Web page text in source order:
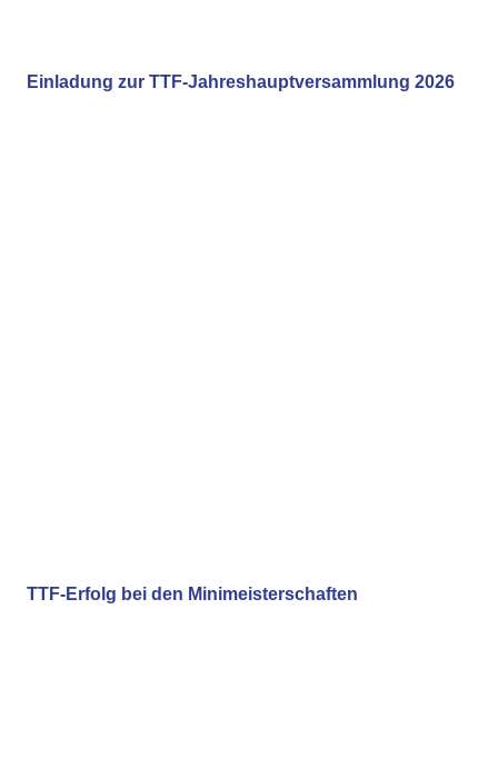
Einladung zur TTF-Jahreshauptversammlung 2026
TTF-Erfolg bei den Minimeisterschaften